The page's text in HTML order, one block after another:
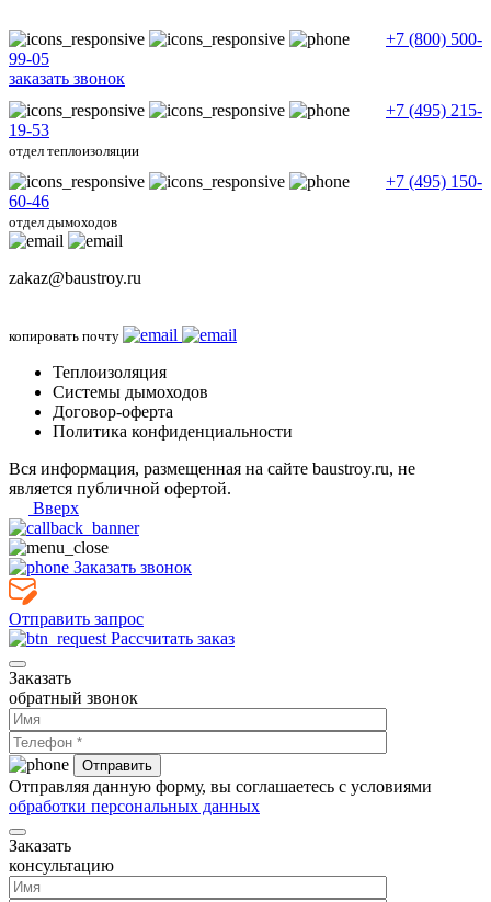
+7 (800) 500-
99-05
заказать звонок
+7 (495) 215-
19-53
отдел теплоизоляции
+7 (495) 150-
60-46
отдел дымоходов
zakaz@baustroy.ru
копировать почту
Теплоизоляция
Системы дымоходов
Договор-оферта
Политика конфиденциальности
Вся информация, размещенная на сайте baustroy.ru, не
является публичной офертой.
Вверх
Заказать звонок
Отправить запрос
Рассчитать заказ
Заказать
обратный звонок
Отправляя данную форму, вы соглашаетесь с условиями
обработки персональных данных
Заказать
консультацию